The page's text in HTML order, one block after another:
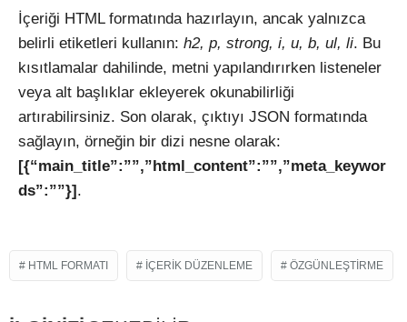
İçeriği HTML formatında hazırlayın, ancak yalnızca
belirli etiketleri kullanın: h2, p, strong, i, u, b, ul, li. Bu
kısıtlamalar dahilinde, metni yapılandırırken listeneler
veya alt başlıklar ekleyerek okunabilirliği
artırabilirsiniz. Son olarak, çıktıyı JSON formatında
sağlayın, örneğin bir dizi nesne olarak:
[{“main_title”:””,”html_content”:””,”meta_keywor
ds”:””}].
HTML FORMATI IÇERIK DÜZENLEME ÖZGÜNLEŞTIRME